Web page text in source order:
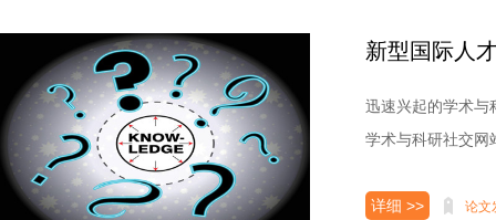
新型国际人
迅速兴起的学术与
学术与科研社交网
详细 >> 论文